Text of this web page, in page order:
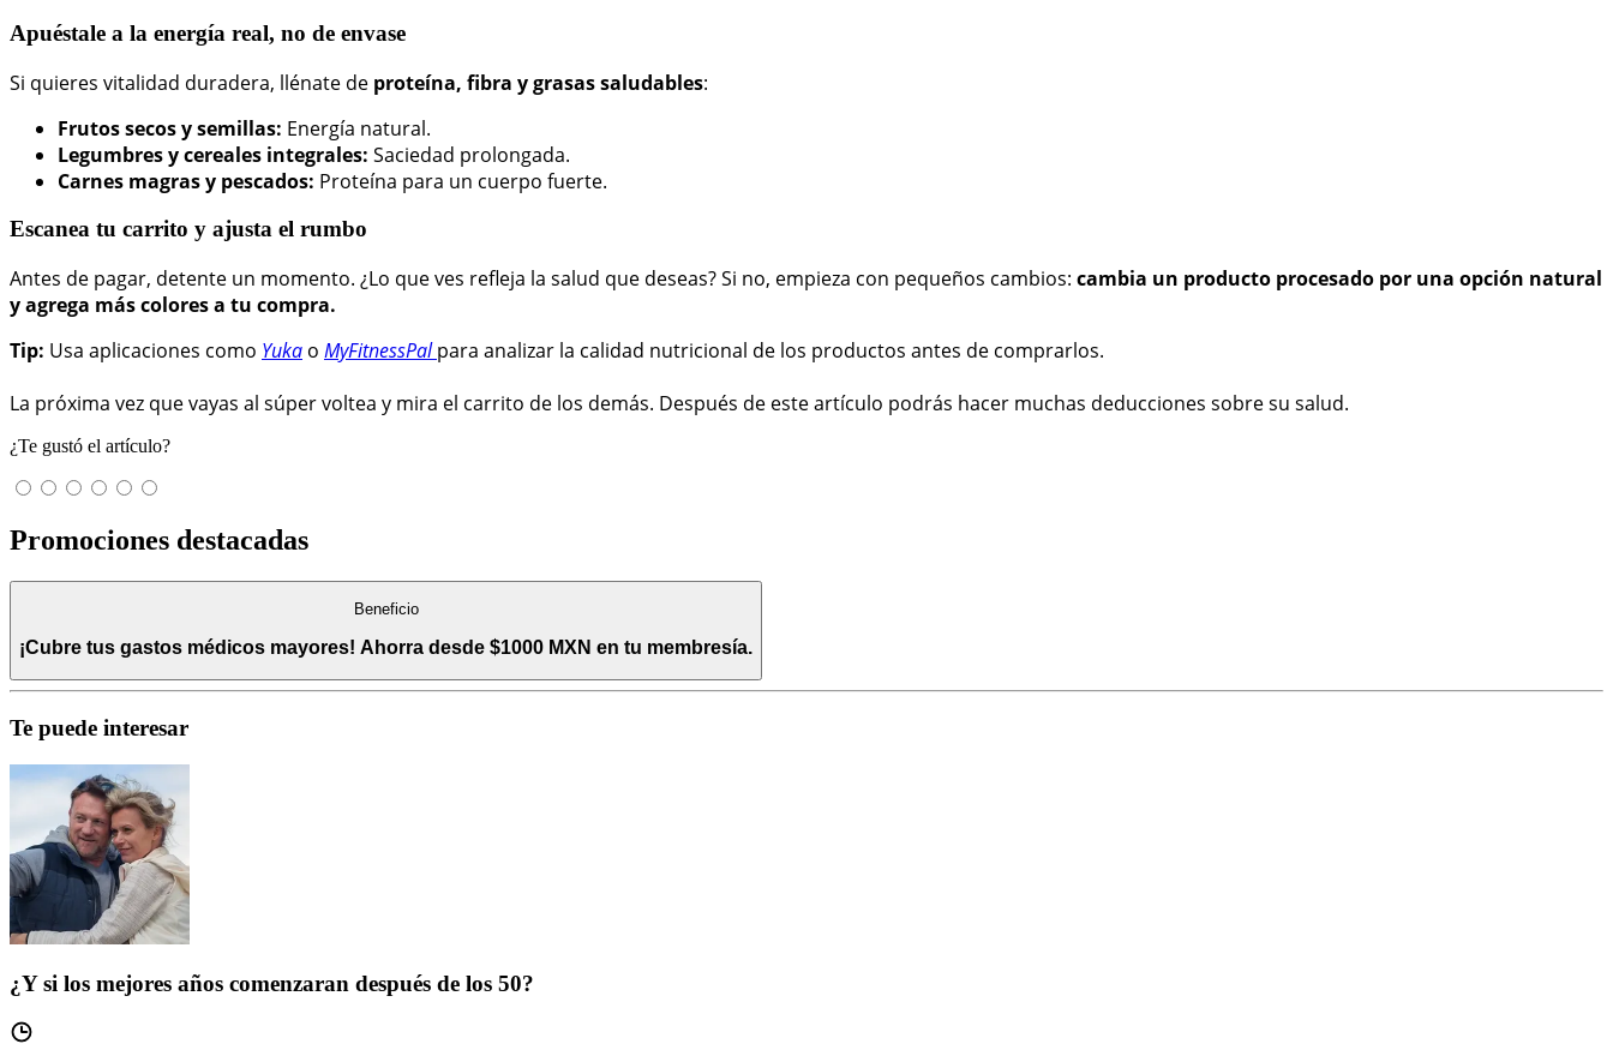
Apuéstale a la energía real, no de envase
Si quieres vitalidad duradera, llénate de proteína, fibra y grasas saludables:
Frutos secos y semillas: Energía natural.
Legumbres y cereales integrales: Saciedad prolongada.
Carnes magras y pescados: Proteína para un cuerpo fuerte.
Escanea tu carrito y ajusta el rumbo
Antes de pagar, detente un momento. ¿Lo que ves refleja la salud que deseas? Si no, empieza con pequeños cambios: cambia un producto procesado por una opción natural
y agrega más colores a tu compra.
Tip: Usa aplicaciones como Yuka o MyFitnessPal para analizar la calidad nutricional de los productos antes de comprarlos.
La próxima vez que vayas al súper voltea y mira el carrito de los demás. Después de este artículo podrás hacer muchas deducciones sobre su salud.
¿Te gustó el artículo?
Promociones destacadas
Beneficio
¡Cubre tus gastos médicos mayores! Ahorra desde $1000 MXN en tu membresía.
Te puede interesar
¿Y si los mejores años comenzaran después de los 50?